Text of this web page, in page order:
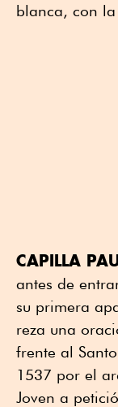
blanca, con
CAPILLA
antes de
su primera
reza una
frente al
1537 por el
Joven a